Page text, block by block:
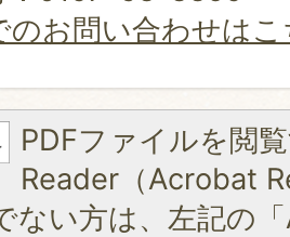
のお問い合わせは
PDFファイルを閲
Reader（Acrobat
ない方は、左記の